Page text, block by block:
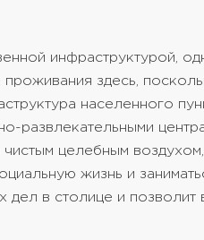
инфраструктурой,
здесь,
населенного
развлекательными
целебным
жизнь и
дел в столице и